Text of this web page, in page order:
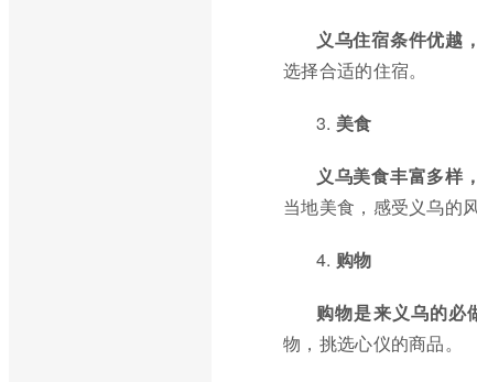
义乌住宿条件优越
选择合适的住宿。
3. 美食
义乌美食丰富多样
当地美食，感受义乌的
4. 购物
购物是来义乌的必
物，挑选心仪的商品。